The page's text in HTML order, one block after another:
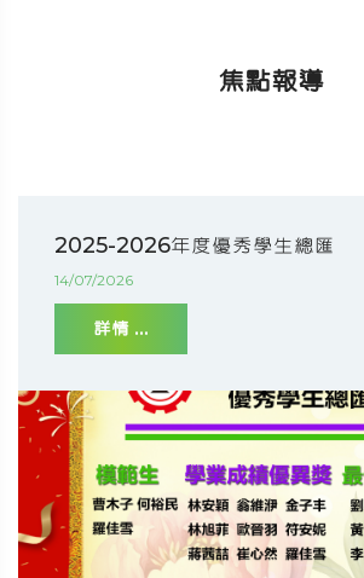
焦點報導
2025-2026年度優秀學生總匯
14/07/2026
詳情 ...